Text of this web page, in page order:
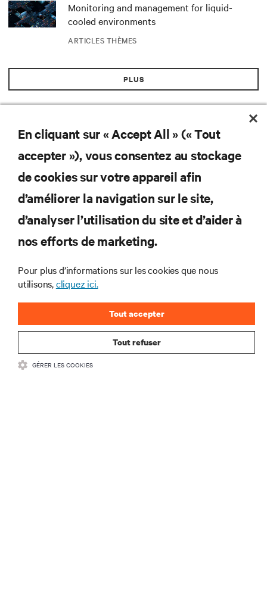
ARTICLES THÈMES
Monitoring and management for liquid-
cooled environments
PLUS
Abonnez-vous pour connaître les dernières
tendances technologiques
Recevez régulièrement l’actualité sur les sujets les
l’alimentation et le refroidissement des data centers
et des infrastructures informatiques critiques.
En cliquant sur « Accept All » (« Tout
accepter »), vous consentez au stockage
de cookies sur votre appareil afin
d’améliorer la navigation sur le site,
d’analyser l’utilisation du site et d’aider à
nos efforts de marketing.
Pour plus d’informations sur les cookies que nous
utilisons,cliquez ici.
Tout refuser
Tout accepter
GÉRER LES COOKIES